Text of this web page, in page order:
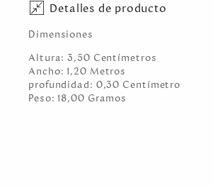
Detalles de producto
Dimensiones
Altura:3,50 Centímetros
Ancho: 1,20 Metros
profundidad: 0,30 Centímetro
Peso: 18,00 Gramos